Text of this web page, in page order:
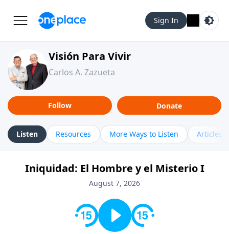
Sign In
Visión Para Vivir
Carlos A. Zazueta
Follow Donate
Listen Resources More Ways to Listen Articles
Iniquidad: El Hombre y el Misterio I
August 7, 2026